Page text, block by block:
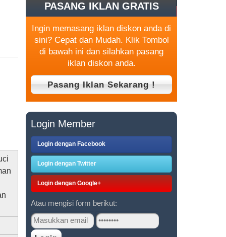
PASANG IKLAN GRATIS
Ingin memasang iklan diskon anda di
sini? Cepat dan Mudah. Klik Tombol
di bawah ini dan silahkan pasang
iklan diskon anda.
Login Member
Login dengan Facebook
Login dengan Twitter
Login dengan Google+
Atau mengisi form berikut: